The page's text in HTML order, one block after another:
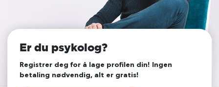
Er du psykolog?
Registrer deg for å lage profilen din! Ingen
betaling nødvendig, alt er gratis!